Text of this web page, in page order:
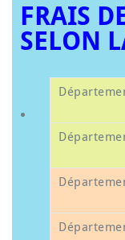
FRAIS
SELON